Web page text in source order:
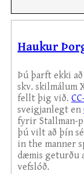
Haukur
Þú þarft ekki
skv. skilmálum
fellt þig við.
sveigjanlegt en
fyrir Stallman-
þú vilt að þín
in the manner
dæmis geturðu
vefslóð.